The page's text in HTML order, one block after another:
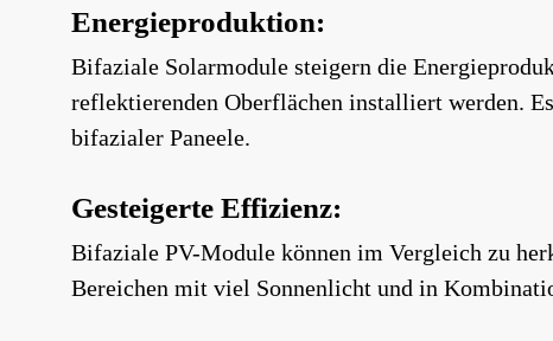
Energieproduktion:
Bifaziale Solarmodule steigern die
reflektierenden Oberflächen installiert werden.
bifazialer Paneele.
Gesteigerte Effizienz:
Bifaziale PV-Module können im Vergleich zu
Bereichen mit viel Sonnenlicht und in